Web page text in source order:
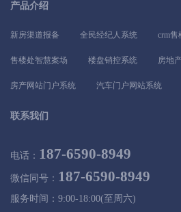
产品介绍
新房渠道报备 全民经纪人系统 crm售
售楼处智慧案场 楼盘销控系统 房地
房产网站门户系统 汽车门户网站系统
联系我们
电话： 187-6590-8949
微信同号： 187-6590-8949
服务时间：9:00-18:00(至周六)